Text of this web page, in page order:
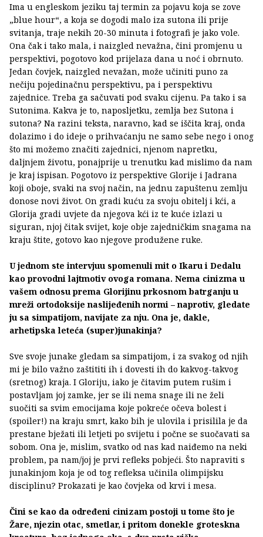
Ima u engleskom jeziku taj termin za pojavu koja se zove
„blue hour“, a koja se dogodi malo iza sutona ili prije
svitanja, traje nekih 20-30 minuta i fotografi je jako vole.
Ona čak i tako mala, i naizgled nevažna, čini promjenu u
perspektivi, pogotovo kod prijelaza dana u noć i obrnuto.
Jedan čovjek, naizgled nevažan, može učiniti puno za
nečiju pojedinačnu perspektivu, pa i perspektivu
zajednice. Treba ga sačuvati pod svaku cijenu. Pa tako i sa
Sutonima. Kakva je to, naposljetku, zemlja bez Sutona i
sutona? Na razini teksta, naravno, kad se iščita kraj, onda
dolazimo i do ideje o prihvaćanju ne samo sebe nego i onog
što mi možemo značiti zajednici, njenom napretku,
daljnjem životu, ponajprije u trenutku kad mislimo da nam
je kraj ispisan. Pogotovo iz perspektive Glorije i Jadrana
koji oboje, svaki na svoj način, na jednu zapuštenu zemlju
donose novi život. On gradi kuću za svoju obitelj i kći, a
Glorija gradi uvjete da njegova kći iz te kuće izlazi u
siguran, njoj čitak svijet, koje obje zajedničkim snagama na
kraju štite, gotovo kao njegove produžene ruke.
U jednom ste intervjuu spomenuli mit o Ikaru i Dedalu
kao provodni lajtmotiv ovoga romana. Nema cinizma u
vašem odnosu prema Glorijinu prkosnom batrganju u
mreži ortodoksije naslijeđenih normi – naprotiv, gledate
ju sa simpatijom, navijate za nju. Ona je, dakle,
arhetipska leteća (super)junakinja?
Sve svoje junake gledam sa simpatijom, i za svakog od njih
mi je bilo važno zaštititi ih i dovesti ih do kakvog-takvog
(sretnog) kraja. I Gloriju, iako je čitavim putem rušim i
postavljam joj zamke, jer se ili nema snage ili ne želi
suočiti sa svim emocijama koje pokreće očeva bolest i
(spoiler!) na kraju smrt, kako bih je ulovila i prisilila je da
prestane bježati ili letjeti po svijetu i počne se suočavati sa
sobom. Ona je, mislim, svatko od nas kad naiđemo na neki
problem, pa nam/joj je prvi refleks pobjeći. Što napraviti s
junakinjom koja je od tog refleksa učinila olimpijsku
disciplinu? Prokazati je kao čovjeka od krvi i mesa.
Čini se kao da određeni cinizam postoji u tome što je
Žare, njezin otac, smetlar, i pritom donekle groteskna